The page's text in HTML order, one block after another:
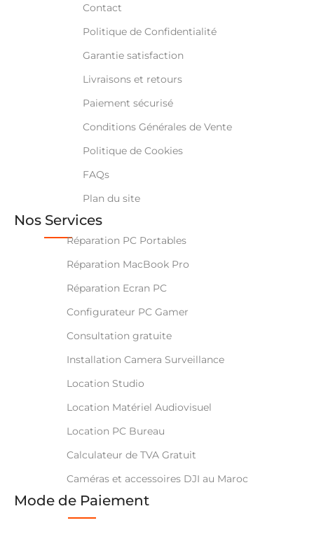
Contact
Politique de Confidentialité
Garantie satisfaction
Livraisons et retours
Paiement sécurisé
Conditions Générales de Vente
Politique de Cookies
FAQs
Plan du site
Nos Services
Réparation PC Portables
Réparation MacBook Pro
Réparation Ecran PC
Configurateur PC Gamer
Consultation gratuite
Installation Camera Surveillance
Location Studio
Location Matériel Audiovisuel
Location PC Bureau
Calculateur de TVA Gratuit
Caméras et accessoires DJI au Maroc
Mode de Paiement